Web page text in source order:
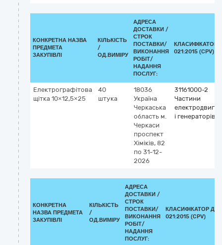
КОНКРЕТНА НАЗВА
ПРЕДМЕТА
ЗАКУПІВЛІ
КІЛЬКІСТЬ
/
ОД.ВИМІРУ
АДРЕСА
ДОСТАВКИ /
СТРОК
ПОСТАВКИ/
ВИКОНАННЯ
РОБІТ/
НАДАННЯ
ПОСЛУГ:
КЛАСИФІКАТОР
021:2015 (CPV)
Електрографітова
щітка 10×12,5×25
40
штука
18036
Україна
Черкаська
область м.
Черкаси
проспект
Хіміків, 82
по 31-12-
2026
31161000-2
Частини
і генераторів
КОНКРЕТНА
НАЗВА ПРЕДМЕТА
ЗАКУПІВЛІ
КІЛЬКІСТЬ
/
ОД.ВИМІРУ
АДРЕСА
ДОСТАВКИ /
СТРОК
ПОСТАВКИ/
ВИКОНАННЯ
РОБІТ/
НАДАННЯ
ПОСЛУГ:
КЛАСИФІКАТОР ДК
021:2015 (CPV)